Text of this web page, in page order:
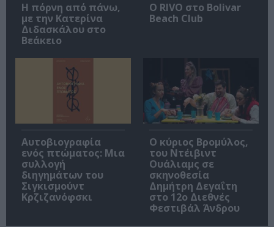
Η πόρνη από πάνω,
με την Κατερίνα
Διδασκάλου στο
Βεάκειο
Ο RIVO στο Bolivar
Beach Club
Αυτοβιογραφία
ενός πτώματος: Μια
συλλογή
διηγημάτων του
Σιγκισμούντ
Κρζιζανόφσκι
O κύριος Βρομύλος,
του Ντέιβιντ
Ουάλιαμς σε
σκηνοθεσία
Δημήτρη Δεγαΐτη
στο 12ο Διεθνές
Φεστιβάλ Άνδρου